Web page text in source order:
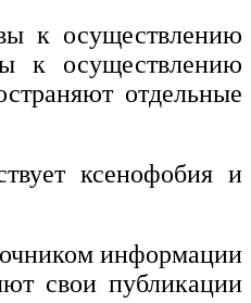
к осуществлению
к осуществлению
отдельные
ксенофобия и
информации
свои публикации